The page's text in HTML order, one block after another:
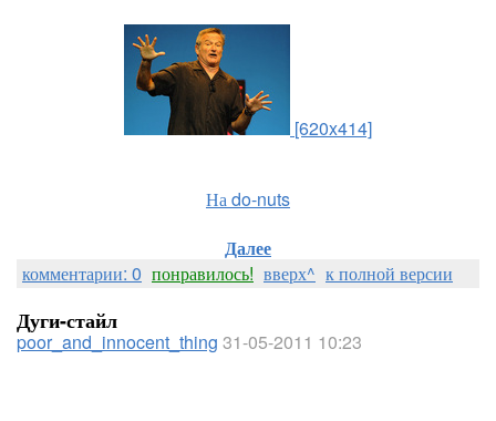
[620x414]
На do-nuts
Далее
комментарии: 0 понравилось! вверх^ к полной версии
Дуги-стайл
poor_and_innocent_thing 31-05-2011 10:23